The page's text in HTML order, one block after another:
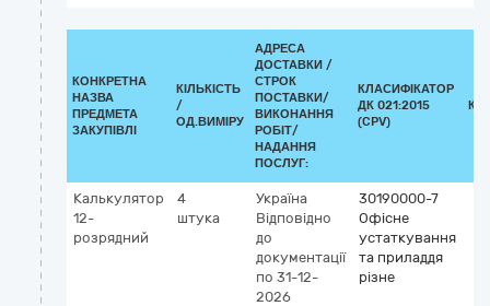
КОНКРЕТНА
НАЗВА
ПРЕДМЕТА
ЗАКУПІВЛІ
КІЛЬКІСТЬ
/
ОД.ВИМІРУ
АДРЕСА
ДОСТАВКИ /
СТРОК
ПОСТАВКИ/
ВИКОНАННЯ
РОБІТ/
НАДАННЯ
ПОСЛУГ:
КЛАСИФІКАТОР
ДК 021:2015
(CPV)
Калькулятор
12-
розрядний
4
штука
Україна
Відповідно
до
документації
по 31-12-
2026
30190000-7
Офісне
устаткування
та приладдя
різне